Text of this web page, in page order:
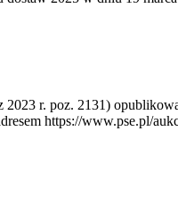
r. poz. 2131)
https://www.pse.pl/